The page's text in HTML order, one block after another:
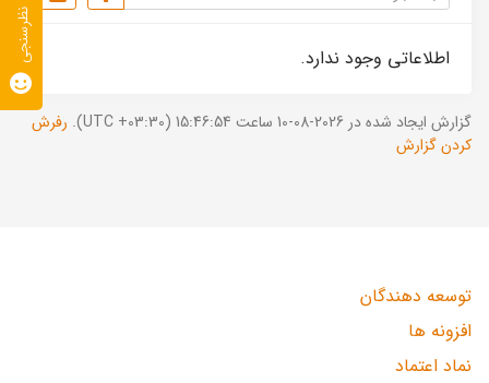
اطلاعاتی وجود ندارد.
گزارش ایجاد شده در 2026-08-10 ساعت 15:46:54 (UTC +03:30).
رفرش
کردن گزارش
توسعه دهندگان
افزونه ها
نماد اعتماد
نظرسنجی